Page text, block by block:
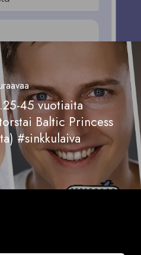
45 vuotiaita
Baltic Princess
#sinkkulaiva